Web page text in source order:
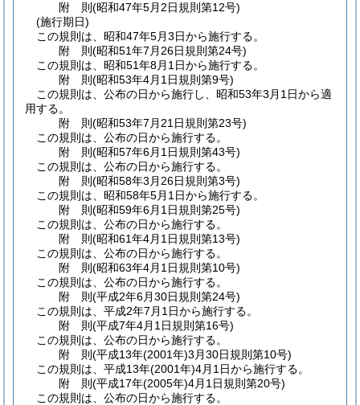
附 則(昭和47年5月2日規則第12号)
(施行期日)
この規則は、昭和47年5月3日から施行する。
附 則(昭和51年7月26日規則第24号)
この規則は、昭和51年8月1日から施行する。
附 則(昭和53年4月1日規則第9号)
この規則は、公布の日から施行し、昭和53年3月1日から適
用する。
附 則(昭和53年7月21日規則第23号)
この規則は、公布の日から施行する。
附 則(昭和57年6月1日規則第43号)
この規則は、公布の日から施行する。
附 則(昭和58年3月26日規則第3号)
この規則は、昭和58年5月1日から施行する。
附 則(昭和59年6月1日規則第25号)
この規則は、公布の日から施行する。
附 則(昭和61年4月1日規則第13号)
この規則は、公布の日から施行する。
附 則(昭和63年4月1日規則第10号)
この規則は、公布の日から施行する。
附 則(平成2年6月30日規則第24号)
この規則は、平成2年7月1日から施行する。
附 則(平成7年4月1日規則第16号)
この規則は、公布の日から施行する。
附 則(平成13年(2001年)3月30日規則第10号)
この規則は、平成13年(2001年)4月1日から施行する。
附 則(平成17年(2005年)4月1日規則第20号)
この規則は、公布の日から施行する。